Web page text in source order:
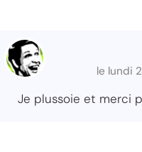
le lundi
Je plussoie et merci